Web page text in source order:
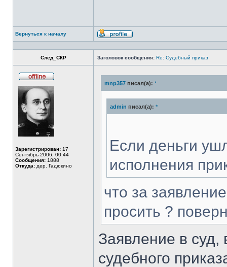
Вернуться к началу
Профиль
След_СКР Заголовок сообщения: Re: Судебный приказ
Зарегистрирован: 17
Сентябрь 2006, 00:44
Сообщения: 1888
Откуда: дер. Гадюкино
mnp357 писал(а): *
admin писал(а): *
Если деньги
исполнения
что за
просить ?
Заявление в
судебного